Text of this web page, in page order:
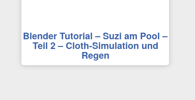
Blender Tutorial – Suzi am Pool –
Teil 2 – Cloth-Simulation und
Regen